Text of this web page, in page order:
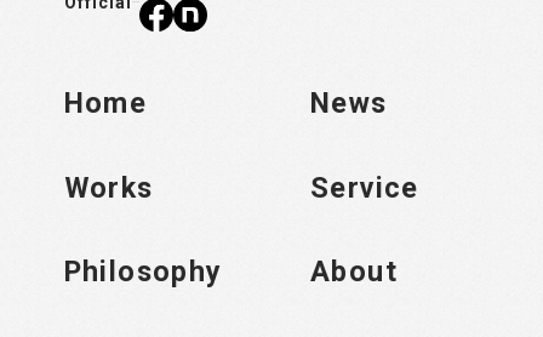
Home News
Works Service
Philosophy About